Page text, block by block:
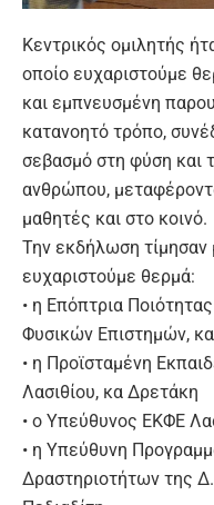
Κεντρικός ομιλητής
οποίο ευχαριστούμε
και εμπνευσμένη
κατανοητό τρόπο,
σεβασμό στη φύση και
ανθρώπου,
μαθητές και στο κοινό.
Την εκδήλωση τίμησαν
ευχαριστούμε θερμά:
• η Επόπτρια
Φυσικών Επιστημών,
• η Προϊσταμένη
Λασιθίου, κα Δρετάκη
• ο Υπεύθυνος ΕΚΦΕ
• η Υπεύθυνη
Δραστηριοτήτων της